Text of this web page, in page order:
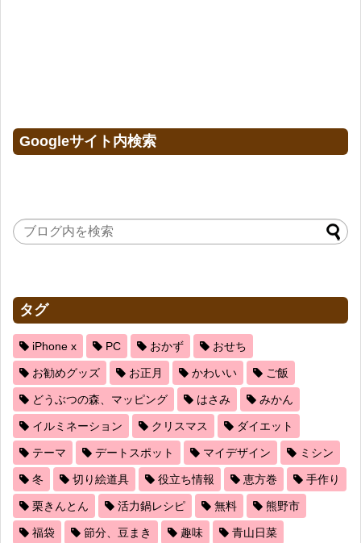
Googleサイト内検索
タグ
iPhone x PC おかず おせち
お勧めグッズ お正月 かわいい ご飯
どうぶつの森、マッピング はさみ みかん
イルミネーション クリスマス ダイエット
テーマ デートスポット マイデザイン ミシン
冬 切り絵道具 役立ち情報 恵方巻 手作り
栗きんとん 活力鍋レシピ 無料 熊野市
福袋 節分、豆まき 趣味 青山日菜